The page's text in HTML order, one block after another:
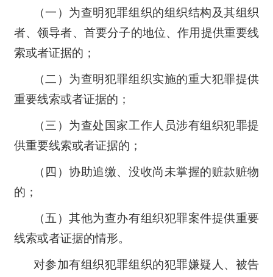
（一）为查明犯罪组织的组织结构及其组织
者、领导者、首要分子的地位、作用提供重要线
索或者证据的；
（二）为查明犯罪组织实施的重大犯罪提供
重要线索或者证据的；
（三）为查处国家工作人员涉有组织犯罪提
供重要线索或者证据的；
（四）协助追缴、没收尚未掌握的赃款赃物
的；
（五）其他为查办有组织犯罪案件提供重要
线索或者证据的情形。
对参加有组织犯罪组织的犯罪嫌疑人、被告